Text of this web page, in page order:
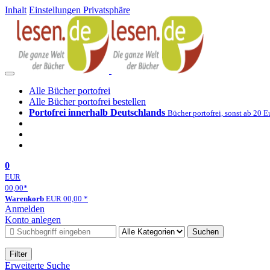
Inhalt Einstellungen Privatsphäre
Alle Bücher portofrei
Alle Bücher portofrei bestellen
Portofrei innerhalb Deutschlands Bücher portofrei, sonst ab 20
0
EUR
00,00*
Warenkorb EUR 00,00 *
Anmelden
Konto anlegen
Suchen
Filter
Erweiterte Suche